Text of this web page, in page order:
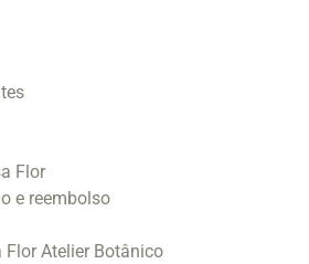
Flor
e reembolso
Flor Atelier Botânico